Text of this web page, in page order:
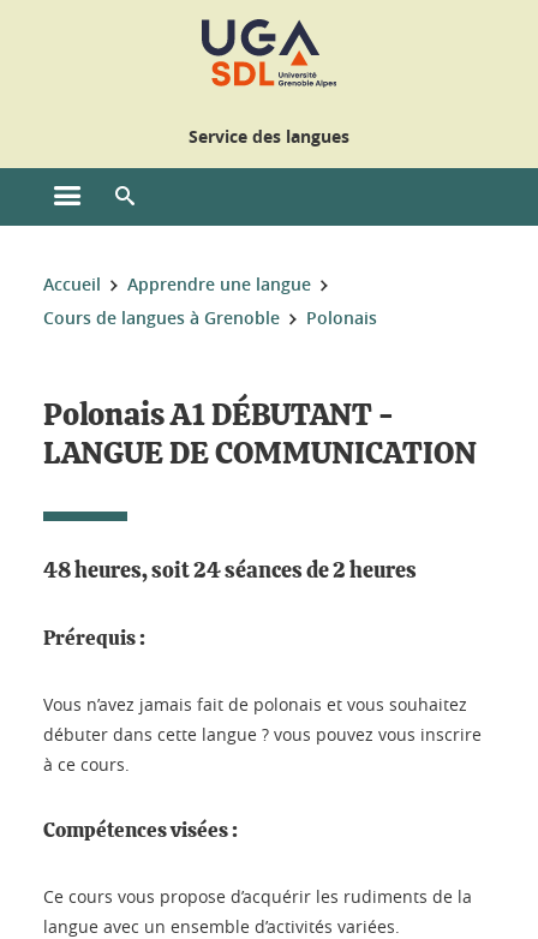
Service des langues
Ouvrir le menu principal
Vous êtes ici :
Accueil
Apprendre une langue
Cours de langues à Grenoble
Polonais
Polonais A1 DÉBUTANT -
LANGUE DE COMMUNICATION
48 heures, soit 24 séances de 2 heures
Prérequis :
Vous n’avez jamais fait de polonais et vous souhaitez
débuter dans cette langue ? vous pouvez vous inscrire
à ce cours.
Compétences visées :
Ce cours vous propose d’acquérir les rudiments de la
langue avec un ensemble d’activités variées.